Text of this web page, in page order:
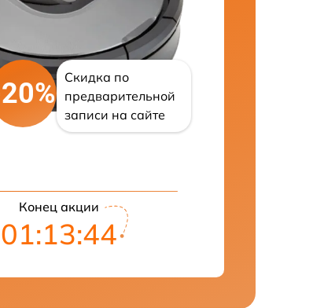
Скидка по
предварительной
записи на сайте
Конец акции
01:13:43